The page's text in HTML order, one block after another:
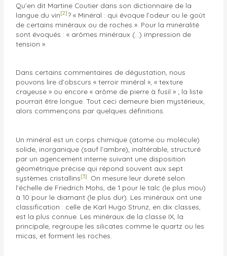
Qu’en dit Martine Coutier dans son dictionnaire de la
langue du vin[2]? « Minéral : qui évoque l’odeur ou le goût
de certains minéraux ou de roches ». Pour la minéralité
sont évoqués : « arômes minéraux (…) impression de
tension ».
Dans certains commentaires de dégustation, nous
pouvons lire d’obscurs « terroir minéral », « texture
crayeuse » ou encore « arôme de pierre à fusil » ; la liste
pourrait être longue. Tout ceci demeure bien mystérieux,
alors commençons par quelques définitions.
Un minéral est un corps chimique (atome ou molécule)
solide, inorganique (sauf l’ambre), inaltérable, structuré
par un agencement interne suivant une disposition
géométrique précise qui répond souvent aux sept
systèmes cristallins[3]
. On mesure leur dureté selon
l’échelle de Friedrich Mohs, de 1 pour le talc (le plus mou)
à 10 pour le diamant (le plus dur). Les minéraux ont une
classification : celle de Karl Hugo Strunz, en dix classes,
est la plus connue. Les minéraux de la classe IX, la
principale, regroupe les silicates comme le quartz ou les
micas, et forment les roches.